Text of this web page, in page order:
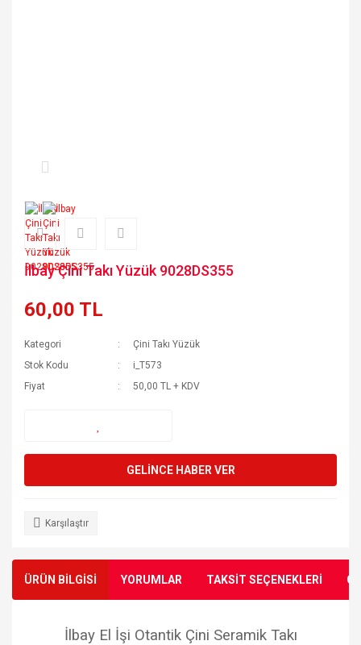
İlbay Çini Takı Yüzük 9028DS355
60,00 TL
Kategori
Çini Takı Yüzük
Stok Kodu
i_T573
Fiyat
50,00 TL + KDV
GELİNCE HABER VER
Karşılaştır
ÜRÜN BİLGİSİ YORUMLAR TAKSİT SEÇENEKLERİ
İlbay El İşi Otantik Çini Seramik Takı